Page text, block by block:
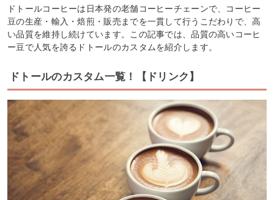
ドトールコーヒーは日本発の老舗コーヒーチェーンで、コーヒー
豆の生産・輸入・焙煎・販売までを一貫して行うこだわりで、高
い品質を維持し続けています。この記事では、品質の高いコーヒ
ー豆で人気を誇るドトールのカスタムを紹介します。
ドトールのカスタム一覧！【ドリンク】